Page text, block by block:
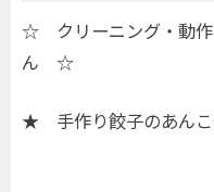
☆ クリーニング・動作
ん ☆
★ 手作り餃子のあん